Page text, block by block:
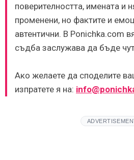
поверителността, имената и
променени, но фактите и
автентични. В Ponichka.com
съдба заслужава да бъде
Ако желаете да споделите
изпратете я на: